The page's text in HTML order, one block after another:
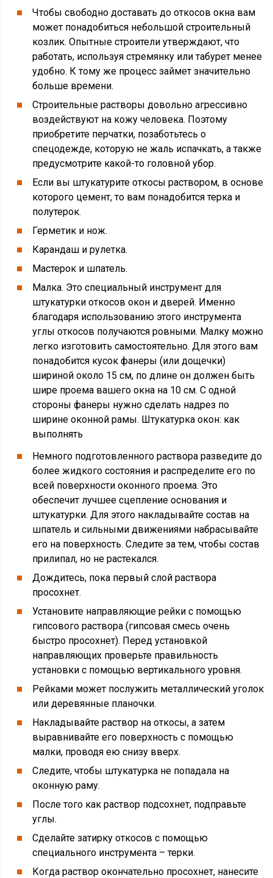
Чтобы свободно доставать до откосов окна вам
может понадобиться небольшой строительный
козлик. Опытные строители утверждают, что
работать, используя стремянку или табурет менее
удобно. К тому же процесс займет значительно
больше времени.
Строительные растворы довольно агрессивно
воздействуют на кожу человека. Поэтому
приобретите перчатки, позаботьтесь о
спецодежде, которую не жаль испачкать, а также
предусмотрите какой-то головной убор.
Если вы штукатурите откосы раствором, в основе
которого цемент, то вам понадобится терка и
полутерок.
Герметик и нож.
Карандаш и рулетка.
Мастерок и шпатель.
Малка. Это специальный инструмент для
штукатурки откосов окон и дверей. Именно
благодаря использованию этого инструмента
углы откосов получаются ровными. Малку можно
легко изготовить самостоятельно. Для этого вам
понадобится кусок фанеры (или дощечки)
шириной около 15 см, по длине он должен быть
шире проема вашего окна на 10 см. С одной
стороны фанеры нужно сделать надрез по
ширине оконной рамы. Штукатурка окон: как
выполнять
Немного подготовленного раствора разведите до
более жидкого состояния и распределите его по
всей поверхности оконного проема. Это
обеспечит лучшее сцепление основания и
штукатурки. Для этого накладывайте состав на
шпатель и сильными движениями набрасывайте
его на поверхность. Следите за тем, чтобы состав
прилипал, но не растекался.
Дождитесь, пока первый слой раствора
просохнет.
Установите направляющие рейки с помощью
гипсового раствора (гипсовая смесь очень
быстро просохнет). Перед установкой
направляющих проверьте правильность
установки с помощью вертикального уровня.
Рейками может послужить металлический уголок
или деревянные планочки.
Накладывайте раствор на откосы, а затем
выравнивайте его поверхность с помощью
малки, проводя ею снизу вверх.
Следите, чтобы штукатурка не попадала на
оконную раму.
После того как раствор подсохнет, подправьте
углы.
Сделайте затирку откосов с помощью
специального инструмента – терки.
Когда раствор окончательно просохнет, нанесите